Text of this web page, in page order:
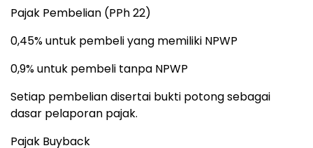
Pajak Pembelian (PPh 22)
0,45% untuk pembeli yang memiliki NPWP
0,9% untuk pembeli tanpa NPWP
Setiap pembelian disertai bukti potong sebagai
dasar pelaporan pajak.
Pajak Buyback